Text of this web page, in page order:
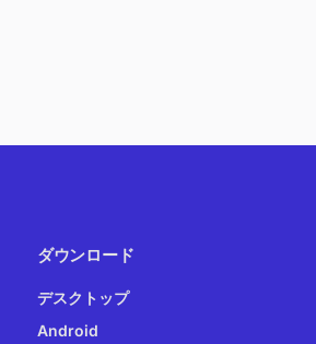
ダウンロード
デスクトップ
Android